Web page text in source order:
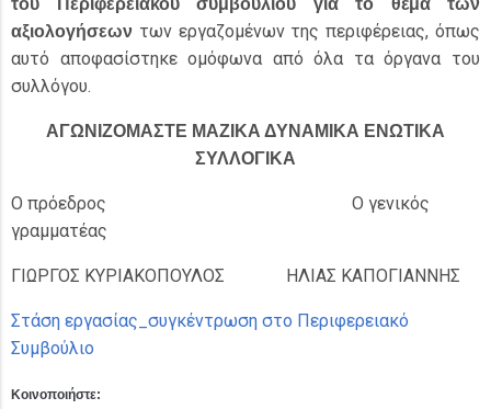
του Περιφερειακού συμβουλίου για το θέμα των
αξιολογήσεων των εργαζομένων της περιφέρειας, όπως
αυτό αποφασίστηκε ομόφωνα από όλα τα όργανα του
συλλόγου.
ΑΓΩΝΙΖΟΜΑΣΤΕ ΜΑΖΙΚΑ ΔΥΝΑΜΙΚΑ ΕΝΩΤΙΚΑ
ΣΥΛΛΟΓΙΚΑ
Ο πρόεδρος Ο γενικός
γραμματέας
ΓΙΩΡΓΟΣ ΚΥΡΙΑΚΟΠΟΥΛΟΣ ΗΛΙΑΣ ΚΑΠΟΓΙΑΝΝΗΣ
Στάση εργασίας_συγκέντρωση στο Περιφερειακό
Συμβούλιο
Κοινοποιήστε: